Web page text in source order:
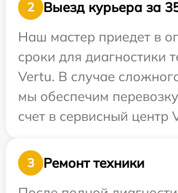
2
Выезд курьера за
Наш мастер приедет в
сроки для диагностики
Vertu. В случае
мы обеспечим
счет в сервисный центр
3
Ремонт техники